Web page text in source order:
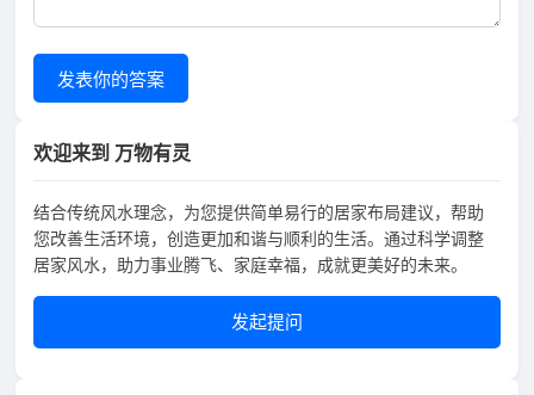
发表你的答案
欢迎来到 万物有灵
结合传统风水理念，为您提供简单易行的居家布局建议，帮助
您改善生活环境，创造更加和谐与顺利的生活。通过科学调整
居家风水，助力事业腾飞、家庭幸福，成就更美好的未来。
发起提问